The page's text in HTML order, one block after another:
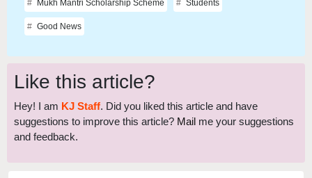
Good News
Like this article?
Hey! I am KJ Staff. Did you liked this article and have
suggestions to improve this article?Mail me your suggestions
and feedback.